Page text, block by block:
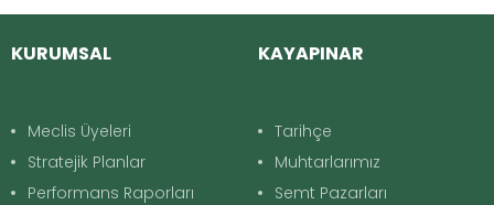
KURUMSAL
Meclis Üyeleri
Stratejik Planlar
Performans Raporları
KAYAPINAR
Tarihçe
Muhtarlarımız
Semt Pazarları